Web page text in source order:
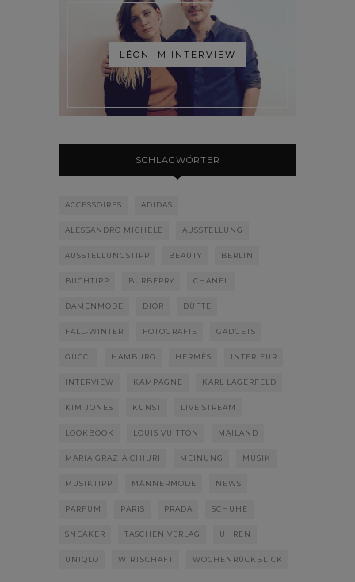
LÉON IM INTERVIEW
SCHLAGWÖRTER
ACCESSOIRES ADIDAS
ALESSANDRO MICHELE AUSSTELLUNG
AUSSTELLUNGSTIPP BEAUTY BERLIN
BUCHTIPP BURBERRY CHANEL
DAMENMODE DIOR DÜFTE
FALL-WINTER FOTOGRAFIE GADGETS
GUCCI HAMBURG HERMÈS INTERIEUR
INTERVIEW KAMPAGNE KARL LAGERFELD
KIM JONES KUNST LIVE STREAM
LOOKBOOK LOUIS VUITTON MAILAND
MARIA GRAZIA CHIURI MEINUNG MUSIK
MUSIKTIPP MÄNNERMODE NEWS
PARFUM PARIS PRADA SCHUHE
SNEAKER TASCHEN VERLAG UHREN
UNIQLO WIRTSCHAFT WOCHENRÜCKBLICK